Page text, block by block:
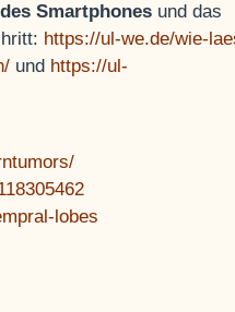
Smartphones und das
https://ul-we.de/wie-
und https://ul-
lobes